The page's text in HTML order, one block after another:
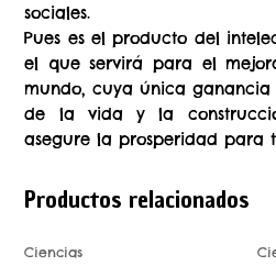
sociales.
Pues es el producto del
el que servirá para el
mundo, cuya única
de la vida y la
asegure la prosperidad para
Productos relacionados
Ciencias